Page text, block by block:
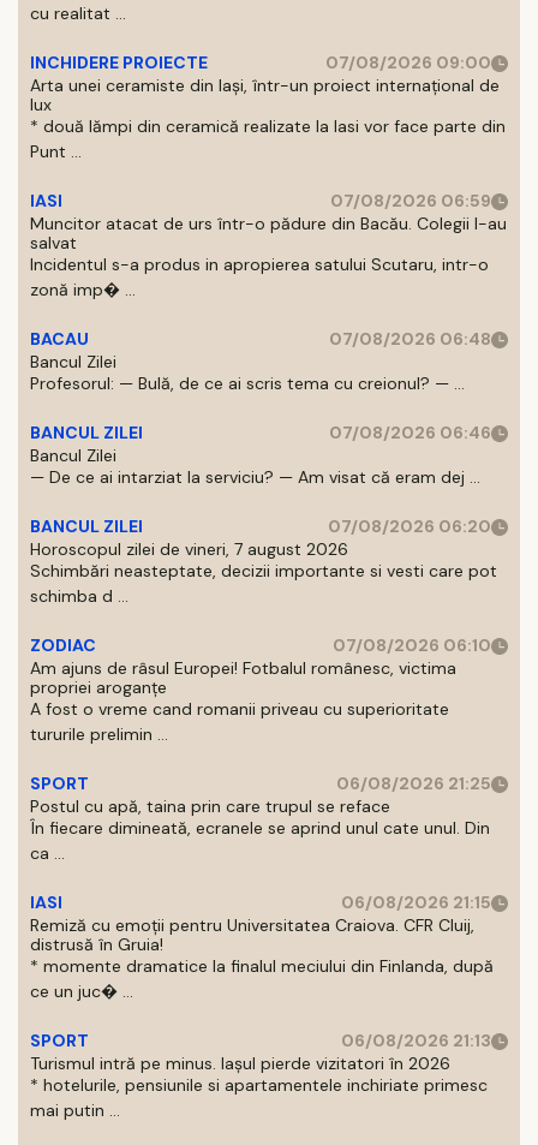
cu realitat ...
INCHIDERE PROIECTE
07/08/2026 09:00
Arta unei ceramiste din Iași, într-un proiect internațional de
lux
* două lămpi din ceramică realizate la Iasi vor face parte din
Punt ...
IASI
07/08/2026 06:59
Muncitor atacat de urs într-o pădure din Bacău. Colegii l-au
salvat
Incidentul s-a produs in apropierea satului Scutaru, intr-o
zonă imp� ...
BACAU
07/08/2026 06:48
Bancul Zilei
Profesorul: — Bulă, de ce ai scris tema cu creionul? — ...
BANCUL ZILEI
07/08/2026 06:46
Bancul Zilei
— De ce ai intarziat la serviciu? — Am visat că eram dej ...
BANCUL ZILEI
07/08/2026 06:20
Horoscopul zilei de vineri, 7 august 2026
Schimbări neasteptate, decizii importante si vesti care pot
schimba d ...
ZODIAC
07/08/2026 06:10
Am ajuns de râsul Europei! Fotbalul românesc, victima
propriei aroganțe
A fost o vreme cand romanii priveau cu superioritate
tururile prelimin ...
SPORT
06/08/2026 21:25
Postul cu apă, taina prin care trupul se reface
În fiecare dimineată, ecranele se aprind unul cate unul. Din
ca ...
IASI
06/08/2026 21:15
Remiză cu emoții pentru Universitatea Craiova. CFR Cluij,
distrusă în Gruia!
* momente dramatice la finalul meciului din Finlanda, după
ce un juc� ...
SPORT
06/08/2026 21:13
Turismul intră pe minus. Iașul pierde vizitatori în 2026
* hotelurile, pensiunile si apartamentele inchiriate primesc
mai putin ...